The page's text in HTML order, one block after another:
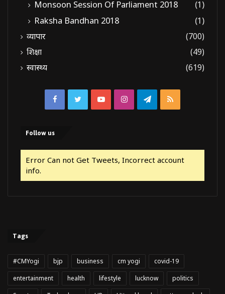
Monsoon Session Of Parliament 2018
(1)
Raksha Bandhan 2018
(1)
व्यापार
(700)
शिक्षा
(49)
स्वास्थ्य
(619)
FacebookTwitterYouTubeInstagramTelegram
RSS
Follow us
Error Can not Get Tweets, Incorrect account
info.
Tags
#CMYogi bjp business cm yogi
covid-19
entertainment
health lifestyle lucknow
politics